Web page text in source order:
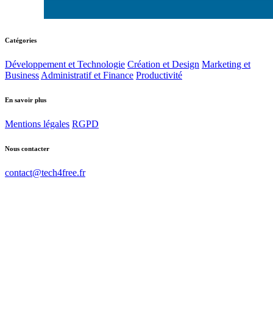
Catégories
Développement et Technologie Création et Design Marketing et
Business Administratif et Finance Productivité
En savoir plus
Mentions légales RGPD
Nous contacter
contact@tech4free.fr